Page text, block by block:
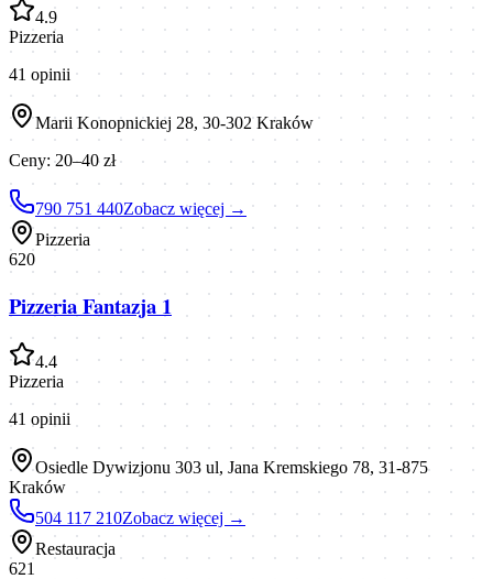
4.9
Pizzeria
41 opinii
Marii Konopnickiej 28, 30-302 Kraków
Ceny:20–40 zł
790 751 440Zobacz więcej →
Pizzeria
620
Pizzeria Fantazja 1
4.4
Pizzeria
41 opinii
Osiedle Dywizjonu 303 ul, Jana Kremskiego 78, 31-875
Kraków
504 117 210Zobacz więcej →
Restauracja
621